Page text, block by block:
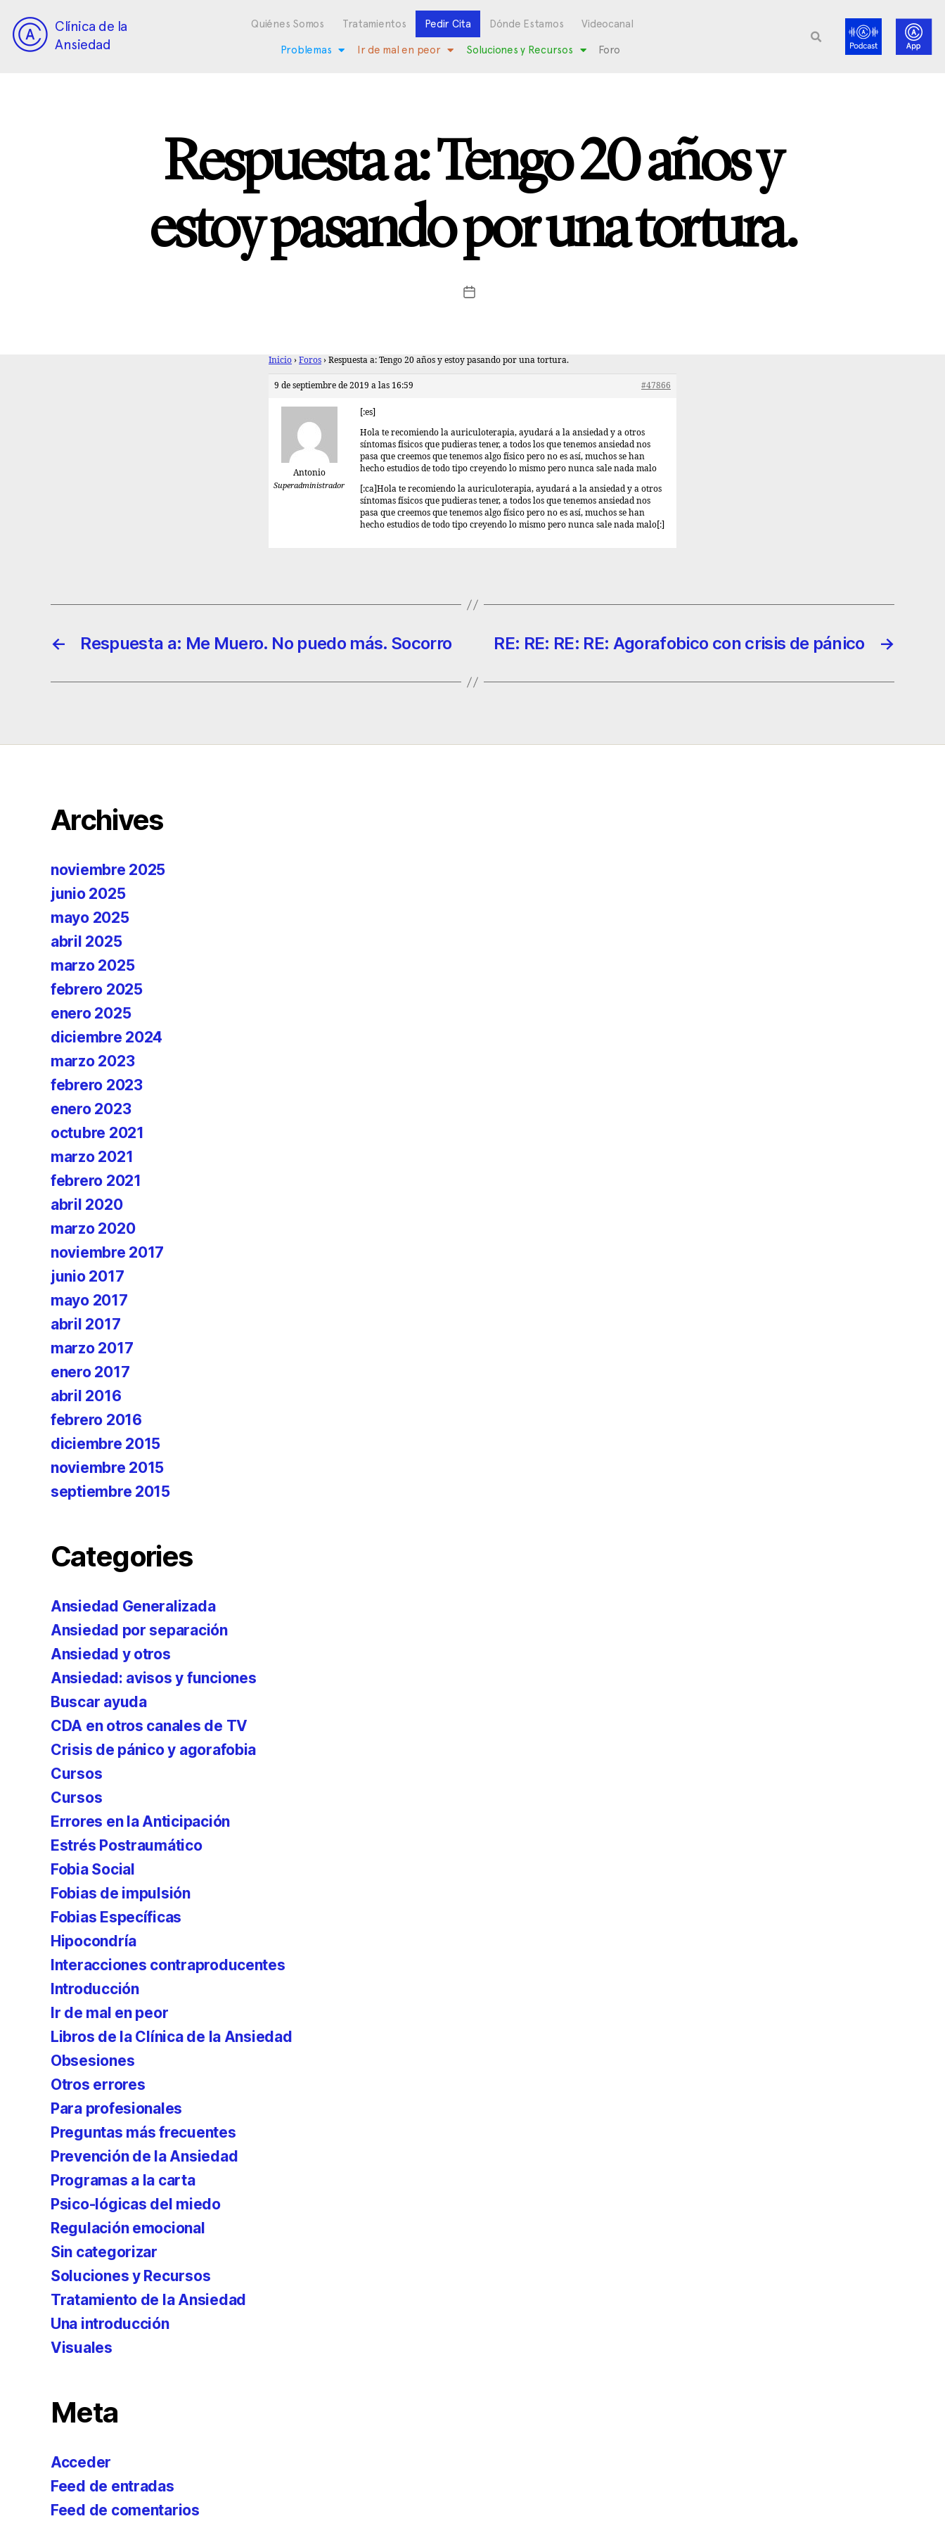
Clínica de la
Ansiedad
Quiénes Somos Tratamientos Pedir Cita Dónde Estamos Videocanal
Problemas Ir de mal en peor Soluciones y Recursos Foro
Respuesta a: Tengo 20 años y
estoy pasando por una tortura.
Inicio › Foros › Respuesta a: Tengo 20 años y estoy pasando por una tortura.
9 de septiembre de 2019 a las 16:59 #47866
Antonio
Superadministrador
[:es]
Hola te recomiendo la auriculoterapia, ayudará a la ansiedad y a otros
síntomas físicos que pudieras tener, a todos los que tenemos ansiedad nos
pasa que creemos que tenemos algo físico pero no es así, muchos se han
hecho estudios de todo tipo creyendo lo mismo pero nunca sale nada malo
[:ca]Hola te recomiendo la auriculoterapia, ayudará a la ansiedad y a otros
síntomas físicos que pudieras tener, a todos los que tenemos ansiedad nos
pasa que creemos que tenemos algo físico pero no es así, muchos se han
hecho estudios de todo tipo creyendo lo mismo pero nunca sale nada malo[:]
← Respuesta a: Me Muero. No puedo más. Socorro →
RE: RE: RE: RE: Agorafobico con crisis de pánico
Archives
noviembre 2025
junio 2025
mayo 2025
abril 2025
marzo 2025
febrero 2025
enero 2025
diciembre 2024
marzo 2023
febrero 2023
enero 2023
octubre 2021
marzo 2021
febrero 2021
abril 2020
marzo 2020
noviembre 2017
junio 2017
mayo 2017
abril 2017
marzo 2017
enero 2017
abril 2016
febrero 2016
diciembre 2015
noviembre 2015
septiembre 2015
Categories
Ansiedad Generalizada
Ansiedad por separación
Ansiedad y otros
Ansiedad: avisos y funciones
Buscar ayuda
CDA en otros canales de TV
Crisis de pánico y agorafobia
Cursos
Cursos
Errores en la Anticipación
Estrés Postraumático
Fobia Social
Fobias de impulsión
Fobias Específicas
Hipocondría
Interacciones contraproducentes
Introducción
Ir de mal en peor
Libros de la Clínica de la Ansiedad
Obsesiones
Otros errores
Para profesionales
Preguntas más frecuentes
Prevención de la Ansiedad
Programas a la carta
Psico-lógicas del miedo
Regulación emocional
Sin categorizar
Soluciones y Recursos
Tratamiento de la Ansiedad
Una introducción
Visuales
Meta
Acceder
Feed de entradas
Feed de comentarios